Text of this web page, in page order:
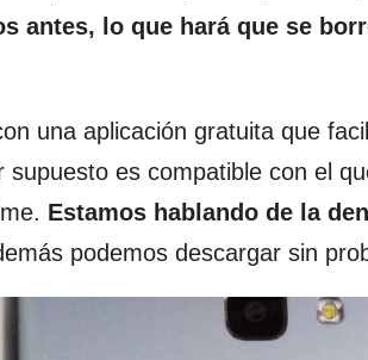
antes, lo que hará que se
una aplicación gratuita que
supuesto es compatible con el
Estamos hablando de la
podemos descargar sin